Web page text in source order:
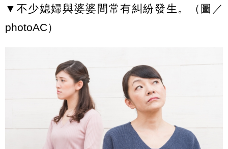
▼不少媳婦與婆婆間常有糾紛發生。（圖／
photoAC）